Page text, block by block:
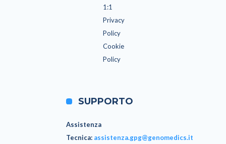
1:1
Privacy
Policy
Cookie
Policy
SUPPORTO
Assistenza
Tecnica: assistenza.gpg@genomedics.it